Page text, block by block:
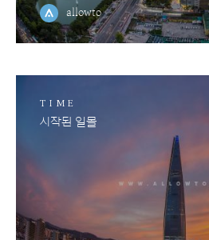
allowto
TIME
시작된 일몰